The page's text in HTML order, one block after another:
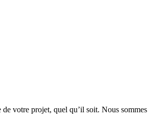
votre projet, quel qu’il soit. Nous sommes